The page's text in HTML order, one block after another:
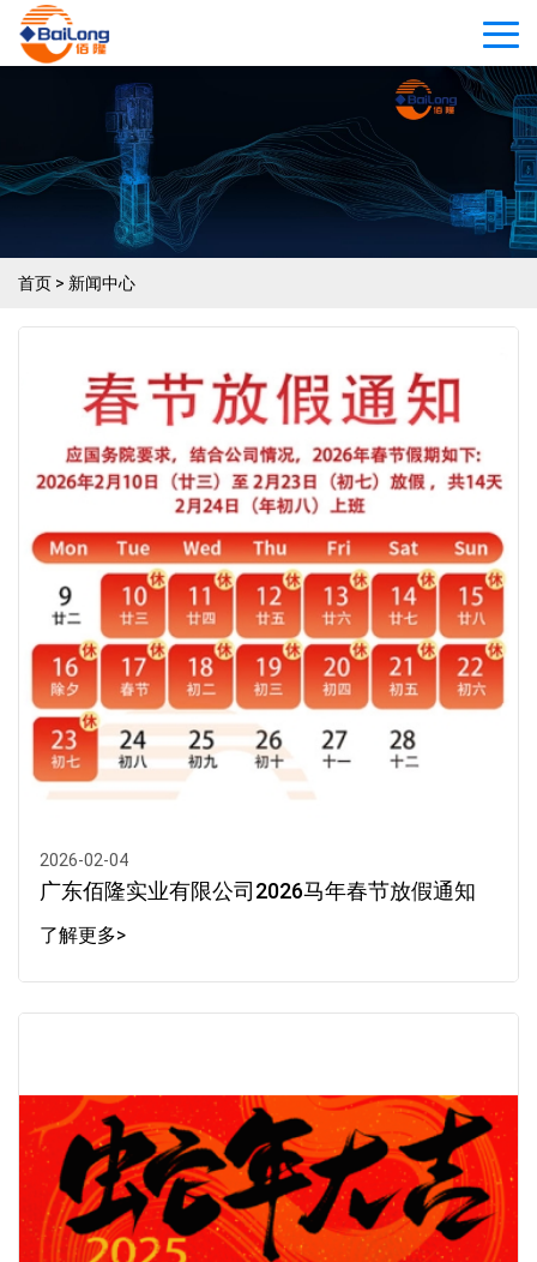
首页 > 新闻中心
2026-02-04
广东佰隆实业有限公司2026马年春节放假通知
了解更多>